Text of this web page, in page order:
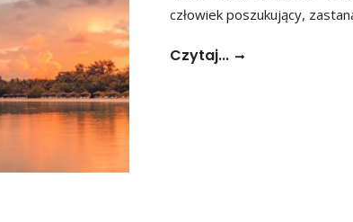
człowiek poszukujący,
Czytaj...